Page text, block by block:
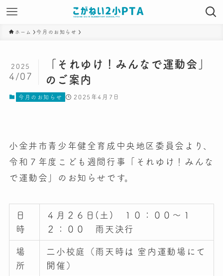
ホーム 今月のお知らせ
「それゆけ！みんなで運動会」
のご案内
2025
4/07
今月のお知らせ 2025年4月7日
小金井市青少年健全育成中央地区委員会より、
令和７年度こども週間行事「それゆけ！みんな
で運動会」のお知らせです。
日
時
４月２６日(土) １０：００～１
２：００ 雨天決行
場
所
二小校庭（雨天時は 室内運動場にて
開催）